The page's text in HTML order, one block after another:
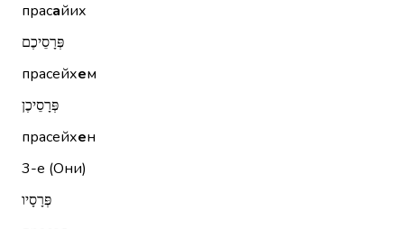
прасайих
פְּרָסֵיכֶם
прасейхем
פְּרָסֵיכֶן
прасейхен
3-е (Они)
פְּרָסָיו